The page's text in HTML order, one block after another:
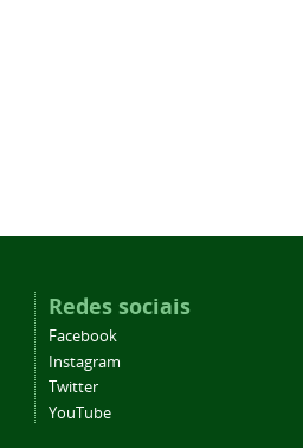
Redes sociais
Facebook
Instagram
Twitter
YouTube